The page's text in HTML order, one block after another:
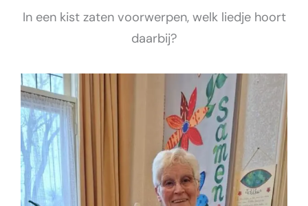
In een kist zaten voorwerpen, welk liedje hoort
daarbij?